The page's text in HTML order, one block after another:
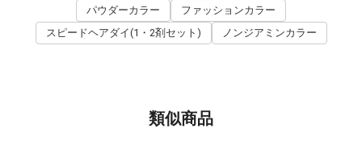
パウダーカラー
ファッションカラー
スピードヘアダイ(1・2剤セット)
ノンジアミンカラー
類似商品